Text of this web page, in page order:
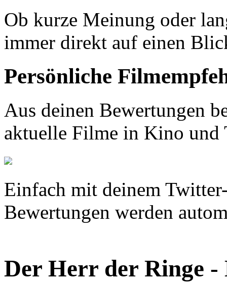
Ob kurze Meinung oder
immer direkt auf einen
Persönliche
Aus deinen Bewertungen
aktuelle Filme in Kino und
Einfach mit deinem
Bewertungen werden
Der Herr der Ringe -